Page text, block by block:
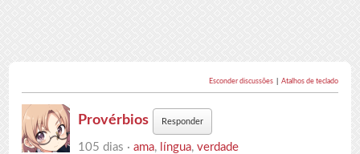
Esconder discussões Atalhos de teclado
Provérbios Responder
105 dias ·ama, língua,verdade